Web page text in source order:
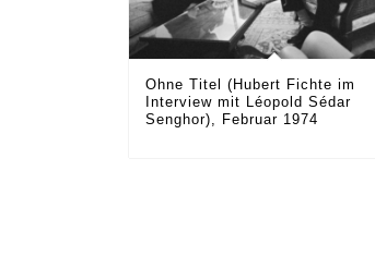
Ohne Titel (Hubert Fichte im
Interview mit Léopold Sédar
Senghor), Februar 1974